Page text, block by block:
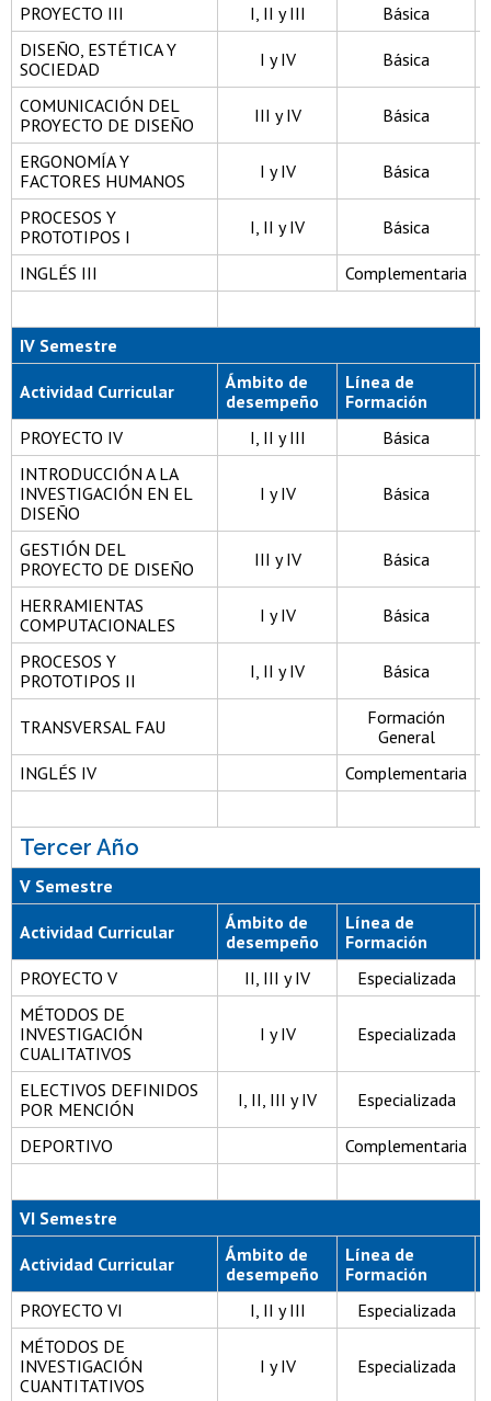
PROYECTO III
I, II y III
Básica
DISEÑO, ESTÉTICA Y
SOCIEDAD
I y IV Básica
COMUNICACIÓN DEL
PROYECTO DE DISEÑO
III y IV Básica
ERGONOMÍA Y
FACTORES HUMANOS
I y IV Básica
PROCESOS Y
PROTOTIPOS I
I, II y IV Básica
INGLÉS III Complementaria
IV Semestre
Actividad Curricular
Ámbito de
desempeño
Línea de
Formación
PROYECTO IV
I, II y III
Básica
INTRODUCCIÓN A LA
INVESTIGACIÓN EN EL
DISEÑO
I y IV Básica
GESTIÓN DEL
PROYECTO DE DISEÑO
III y IV Básica
HERRAMIENTAS
COMPUTACIONALES
I y IV Básica
PROCESOS Y
PROTOTIPOS II
I, II y IV Básica
TRANSVERSAL FAU
Formación
General
INGLÉS IV
Complementaria
Tercer Año
V Semestre
Actividad Curricular
Ámbito de
desempeño
Línea de
Formación
PROYECTO V
II, III y IV
Especializada
MÉTODOS DE
INVESTIGACIÓN
CUALITATIVOS
I y IV Especializada
ELECTIVOS DEFINIDOS
POR MENCIÓN
I, II, III y IV Especializada
DEPORTIVO Complementaria
VI Semestre
Actividad Curricular
Ámbito de
desempeño
Línea de
Formación
PROYECTO VI
I, II y III Especializada
MÉTODOS DE
INVESTIGACIÓN
CUANTITATIVOS
I y IV Especializada